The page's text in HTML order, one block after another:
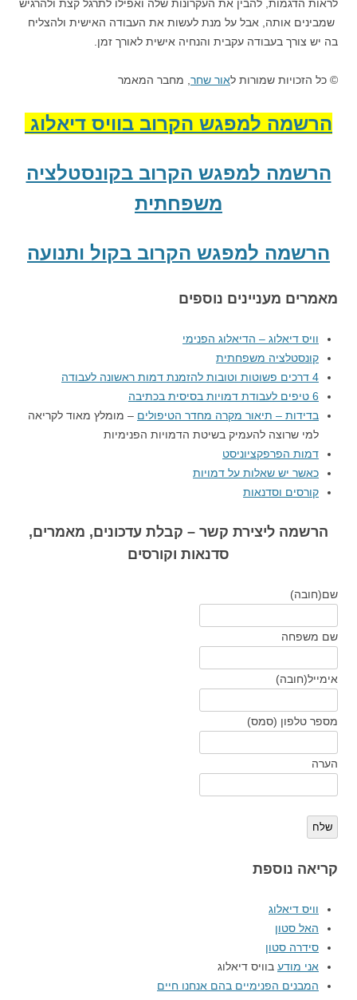
לראות הדגמות, להבין את העקרונות שלה ואפילו לתרגל קצת ולהרגיש
שמבינים אותה, אבל על מנת לעשות את העבודה האישית ולהצליח
בה יש צורך בעבודה עקבית והנחיה אישית לאורך זמן.
© כל הזכויות שמורות לאור שחר , מחבר המאמר
הרשמה למפגש הקרוב בוויס דיאלוג
הרשמה למפגש הקרוב בקונסטלציה
משפחתית
הרשמה למפגש הקרוב בקול ותנועה
מאמרים מעניינים נוספים
וויס דיאלוג – הדיאלוג הפנימי
קונסטלציה משפחתית
4 דרכים פשוטות וטובות להזמנת דמות ראשונה לעבודה
6 טיפים לעבודת דמויות בסיסית בכתיבה
בדידות – תיאור מקרה מחדר הטיפולים – מומלץ מאוד לקריאה
למי שרוצה להעמיק בשיטת הדמויות הפנימיות
דמות הפרפקציוניסט
כאשר יש שאלות על דמויות
קורסים וסדנאות
הרשמה ליצירת קשר – קבלת עדכונים, מאמרים,
סדנאות וקורסים
שם(חובה)
שם משפחה
אימייל(חובה)
מספר טלפון (סמס)
הערה
שלח
קריאה נוספת
וויס דיאלוג
האל סטון
סידרה סטון
אני מודע בוויס דיאלוג
המבנים הפנימיים בהם אנחנו חיים